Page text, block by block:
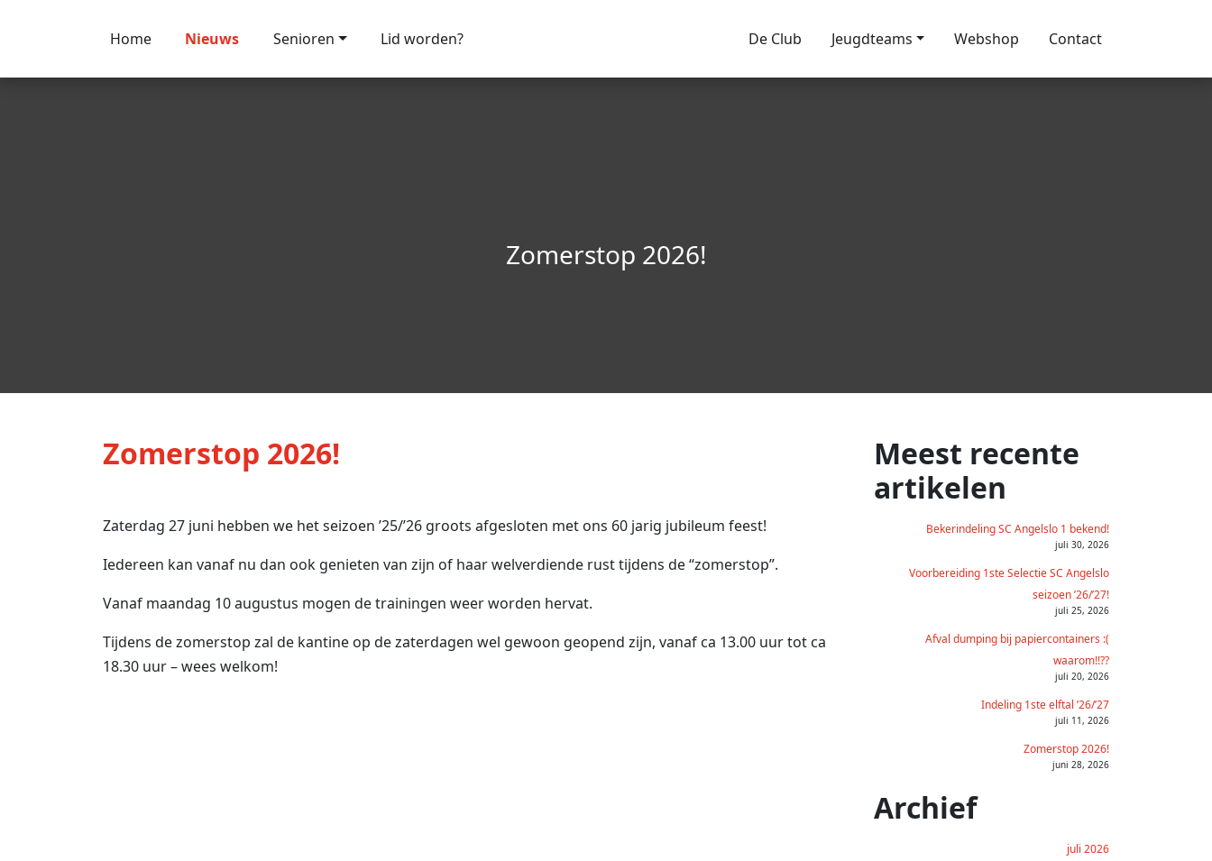
Home Nieuws Senioren Lid worden? De Club Jeugdteams Webshop Contact
Zomerstop 2026!
Zomerstop 2026!
Zaterdag 27 juni hebben we het seizoen ’25/’26 groots afgesloten met ons 60 jarig jubileum feest!
Iedereen kan vanaf nu dan ook genieten van zijn of haar welverdiende rust tijdens de “zomerstop”.
Vanaf maandag 10 augustus mogen de trainingen weer worden hervat.
Tijdens de zomerstop zal de kantine op de zaterdagen wel gewoon geopend zijn, vanaf ca 13.00 uur tot ca
18.30 uur – wees welkom!
Meest recente
artikelen
Bekerindeling SC Angelslo 1 bekend!
juli 30, 2026
Voorbereiding 1ste Selectie SC Angelslo
seizoen ’26/’27!
juli 25, 2026
Afval dumping bij papiercontainers :(
waarom!!??
juli 20, 2026
Indeling 1ste elftal ’26/’27
juli 11, 2026
Zomerstop 2026!
juni 28, 2026
Archief
juli 2026